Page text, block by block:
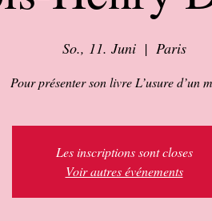
So., 11. Juni
  |
Paris
Pour présenter son livre L’usure d’un
Les inscriptions sont closes
Voir autres événements